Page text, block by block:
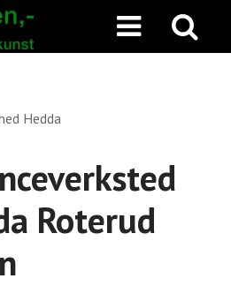
Hedda
Roterud